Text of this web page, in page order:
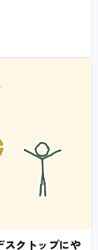
クトップにや